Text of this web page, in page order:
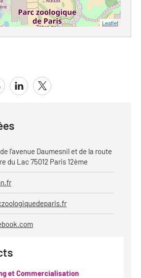
Leaflet
l’avenue Daumesnil et de la route
du Lac 75012 Paris 12ème
et Commercialisation